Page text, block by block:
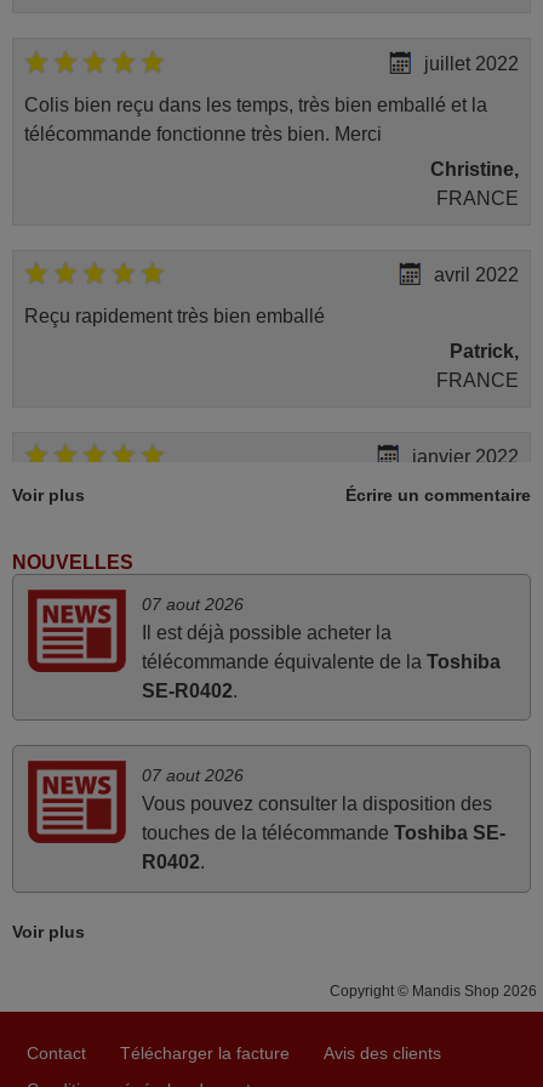
Telefunken 10098931 (TDSC
340 BU - 2)
Telefunken 10101699 (TF-
9820T2HD)
Telefunken 10102649 (TF-
C9260)
Telefunken 10109275 (TF-
S9250)
Telefunken D32H277N3C
juillet 2022
Colis bien reçu dans les temps, très bien emballé et la
télécommande fonctionne très bien. Merci
Christine,
FRANCE
avril 2022
Reçu rapidement très bien emballé
Patrick,
FRANCE
janvier 2022
Parfait
septembre 2021
Reçu très rapidement et bien emballé
Philippe,
FRANCE
mai 2021
Bonjour, Telecommande reçue ce jour, essayée ce jour
même et fonctionnement nickel. Merci MANDIS JE
FRANCE
février 2021
Voir plus Écrire un commentaire
NOUVELLES
07 aout 2026
Il est déjà possible acheter la
télécommande équivalente de la Toshiba
SE-R0402.
07 aout 2026
Vous pouvez consulter la disposition des
touches de la télécommande Toshiba SE-
R0402.
Voir plus
Copyright © Mandis Shop 2026
Contact Télécharger la facture
Avis des clients